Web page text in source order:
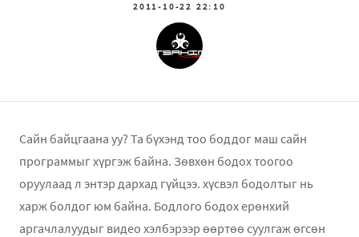
2011-10-22 22:10
Сайн байцгаана уу? Та бүхэнд тоо боддог маш сайн
программыг хүргэж байна. Зөвхөн бодох тоогоо
оруулаад л энтэр дархад гүйцээ. хүсвэл бодолтыг нь
харж болдог юм байна. Бодлого бодох ерөнхий
аргачлалуудыг видео хэлбэрээр өөртөө суулгаж өгсөн